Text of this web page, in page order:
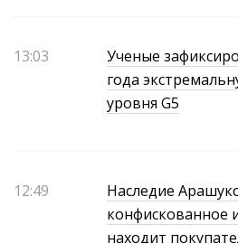
13:03
Ученые
года
уровня G5
12:49
Наследие
конфискованное
находит